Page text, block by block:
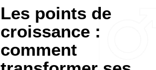
Les points de
croissance :
comment